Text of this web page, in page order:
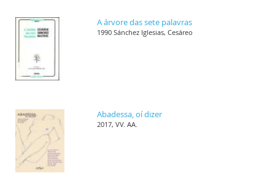
A árvore das sete palavras
1990 Sánchez Iglesias, Cesáreo
Abadessa, oí dizer
2017, VV. AA.